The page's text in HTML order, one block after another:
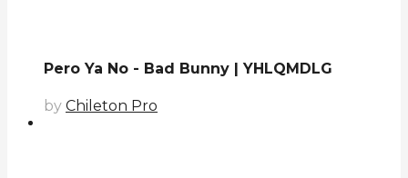
Pero Ya No - Bad Bunny | YHLQMDLG
by Chileton Pro